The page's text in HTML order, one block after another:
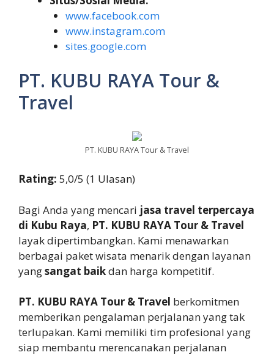
www.facebook.com
www.instagram.com
sites.google.com
PT. KUBU RAYA Tour &
Travel
PT. KUBU RAYA Tour & Travel
Rating: 5,0/5 (1 Ulasan)
Bagi Anda yang mencari jasa travel terpercaya
di Kubu Raya, PT. KUBU RAYA Tour & Travel
layak dipertimbangkan. Kami menawarkan
berbagai paket wisata menarik dengan layanan
yangsangat baikdan harga kompetitif.
PT. KUBU RAYA Tour & Travel berkomitmen
memberikan pengalaman perjalanan yang tak
terlupakan. Kami memiliki tim profesional yang
siap membantu merencanakan perjalanan